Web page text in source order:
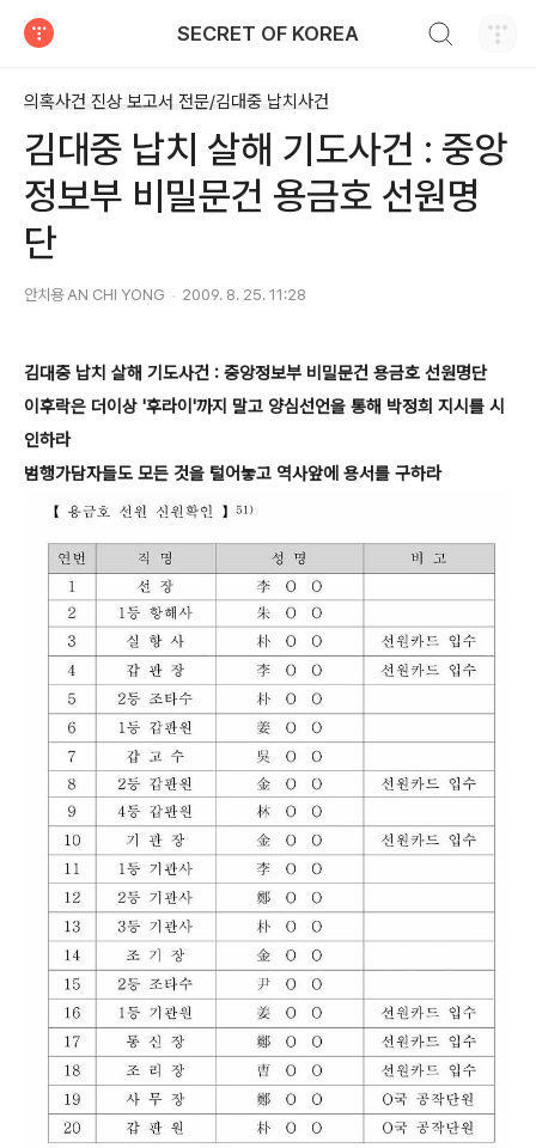
SECRET OF KOREA
의혹사건 진상 보고서 전문/김대중 납치사건
김대중 납치 살해 기도사건 : 중앙
정보부 비밀문건 용금호 선원명
단
안치용 AN CHI YONG 2009. 8. 25. 11:28
김대중 납치 살해 기도사건 : 중앙정보부 비밀문건 용금호 선원명단
이후락은 더이상 '후라이'까지 말고 양심선언을 통해 박정희 지시를 시
인하라
범행가담자들도 모든 것을 털어놓고 역사앞에 용서를 구하라